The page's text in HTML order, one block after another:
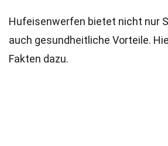
Hufeisenwerfen bietet nicht nur
auch gesundheitliche Vorteile.
Fakten dazu.